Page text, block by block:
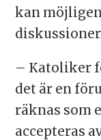
kan
– Katoliker
det är en
räknas som
accepteras